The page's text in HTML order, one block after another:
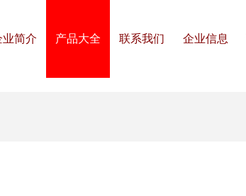
业简介 产品大全 联系我们 企业信息